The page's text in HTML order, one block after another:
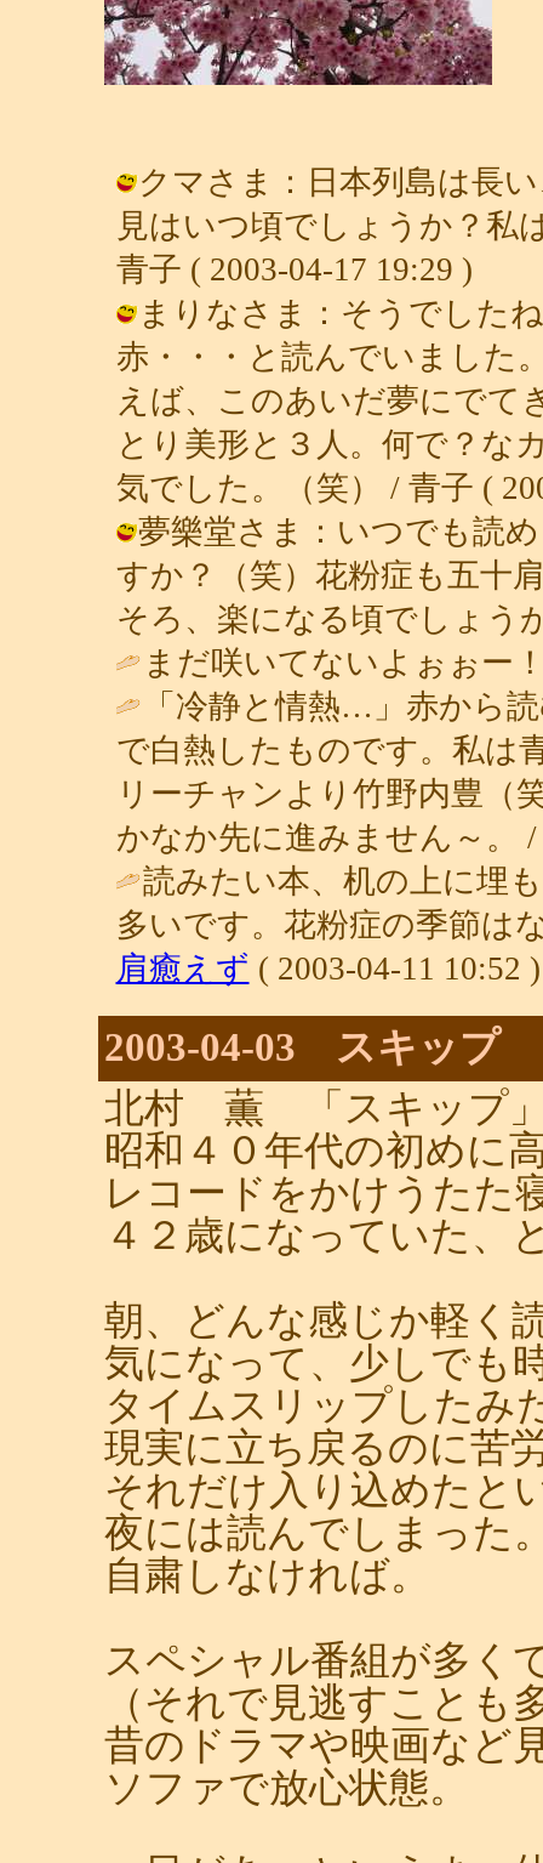
クマさま：日本列島は長
見はいつ頃でしょうか？私
青子 ( 2003-04-17 19:29 )
まりなさま：そうでした
赤・・・と読んでいました
えば、このあいだ夢にでて
とり美形と３人。何で？な
気でした。（笑） / 青子 (
夢樂堂さま：いつでも読
すか？（笑）花粉症も五十
そろ、楽になる頃でしょう
まだ咲いてないよぉぉー
「冷静と情熱…」赤から
で白熱したものです。私は
リーチャンより竹野内豊
かなか先に進みません～。
読みたい本、机の上に埋
多いです。花粉症の季節は
肩癒えず ( 2003-04-11 10:52 )
2003-04-03 スキップ
北村 薫 「スキップ
昭和４０年代の初めに
レコードをかけうたた
４２歳になっていた、
朝、どんな感じか軽く
気になって、少しでも
タイムスリップしたみ
現実に立ち戻るのに苦
それだけ入り込めたと
夜には読んでしまった
自粛しなければ。
スペシャル番組が多く
（それで見逃すことも
昔のドラマや映画など
ソファで放心状態。